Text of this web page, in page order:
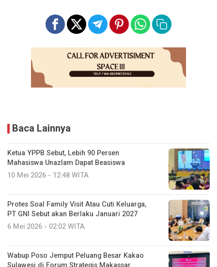
Baca Lainnya
Ketua YPPB Sebut, Lebih 90 Persen
Mahasiswa Unazlam Dapat Beasiswa
10 Mei 2026 - 12:48 WITA
Protes Soal Family Visit Atau Cuti Keluarga,
PT GNI Sebut akan Berlaku Januari 2027
6 Mei 2026 - 02:02 WITA
Wabup Poso Jemput Peluang Besar Kakao